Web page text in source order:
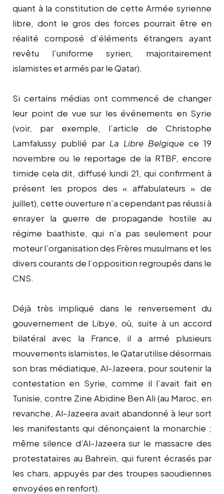
quant à la constitution de cette Armée syrienne
libre, dont le gros des forces pourrait être en
réalité composé d’éléments étrangers ayant
revêtu l’uniforme syrien, majoritairement
islamistes et armés par le Qatar).
Si certains médias ont commencé de changer
leur point de vue sur les événements en Syrie
(voir, par exemple, l’article de Christophe
Lamfalussy publié par La Libre Belgique ce 19
novembre ou le reportage de la RTBF, encore
timide cela dit, diffusé lundi 21, qui confirment à
présent les propos des « affabulateurs » de
juillet), cette ouverture n’a cependant pas réussi à
enrayer la guerre de propagande hostile au
régime baathiste, qui n’a pas seulement pour
moteur l’organisation des Frères musulmans et les
divers courants de l’opposition regroupés dans le
CNS.
Déjà très impliqué dans le renversement du
gouvernement de Libye, où, suite à un accord
bilatéral avec la France, il a armé plusieurs
mouvements islamistes, le Qatar utilise désormais
son bras médiatique, Al-Jazeera, pour soutenir la
contestation en Syrie, comme il l’avait fait en
Tunisie, contre Zine Abidine Ben Ali (au Maroc, en
revanche, Al-Jazeera avait abandonné à leur sort
les manifestants qui dénonçaient la monarchie ;
même silence d’Al-Jazeera sur le massacre des
protestataires au Bahreïn, qui furent écrasés par
les chars, appuyés par des troupes saoudiennes
envoyées en renfort).